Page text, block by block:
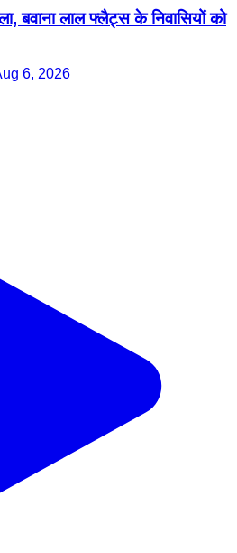
ने खोली विकास कार्यों की पोल,
का सबब